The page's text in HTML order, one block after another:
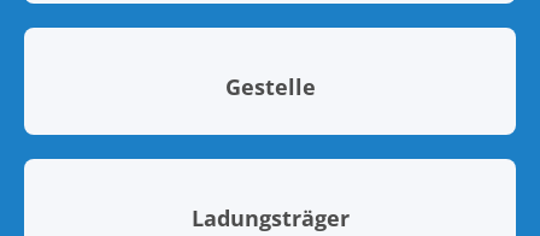
Gestelle
Ladungsträger